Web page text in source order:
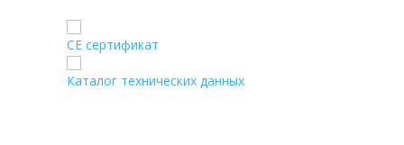
CE сертификат
Каталог технических данных